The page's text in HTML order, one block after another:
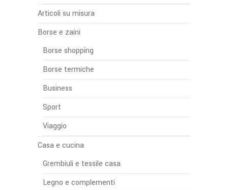
Articoli su misura
Borse e zaini
Borse shopping
Borse termiche
Business
Sport
Viaggio
Casa e cucina
Grembiuli e tessile casa
Legno e complementi